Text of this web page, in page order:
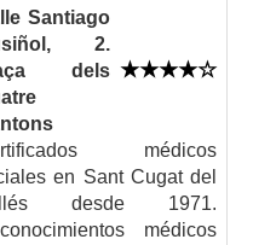
Santiago
2.
dels
médicos
en Sant Cugat del
desde 1971.
médicos